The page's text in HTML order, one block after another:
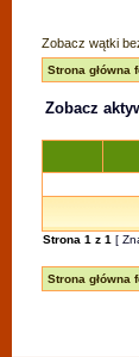
Zobacz wątki
Strona główna
Zobacz
Strona 1 z 1 [
Strona główna